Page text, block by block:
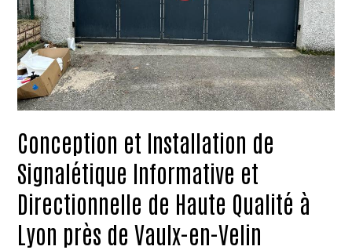
Conception et Installation de
Signalétique Informative et
Directionnelle de Haute Qualité à
Lyon près de Vaulx-en-Velin